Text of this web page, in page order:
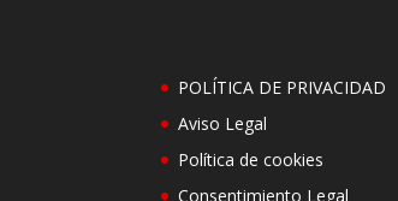
POLÍTICA DE PRIVACIDAD
Aviso Legal
Política de cookies
Consentimiento Legal